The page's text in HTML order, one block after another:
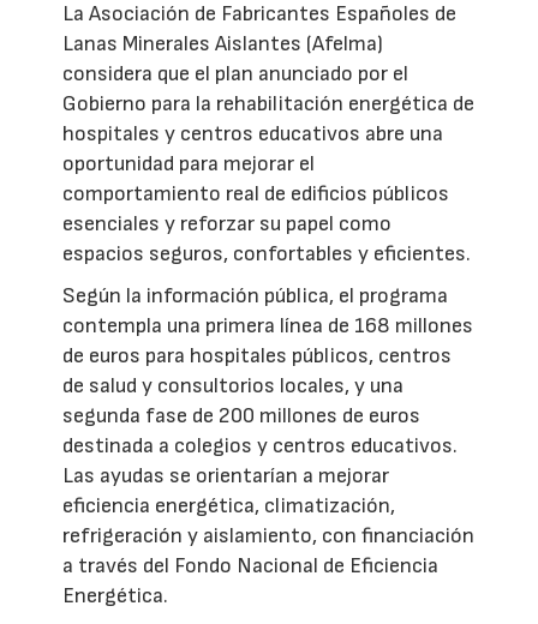
La Asociación de Fabricantes Españoles de
Lanas Minerales Aislantes (Afelma)
considera que el plan anunciado por el
Gobierno para la rehabilitación energética de
hospitales y centros educativos abre una
oportunidad para mejorar el
comportamiento real de edificios públicos
esenciales y reforzar su papel como
espacios seguros, confortables y eficientes.
Según la información pública, el programa
contempla una primera línea de 168 millones
de euros para hospitales públicos, centros
de salud y consultorios locales, y una
segunda fase de 200 millones de euros
destinada a colegios y centros educativos.
Las ayudas se orientarían a mejorar
eficiencia energética, climatización,
refrigeración y aislamiento, con financiación
a través del Fondo Nacional de Eficiencia
Energética.